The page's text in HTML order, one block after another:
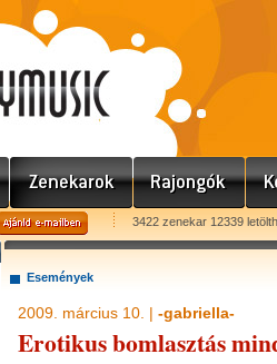
3422 zenekar 12339
Események
2009. március 10. | -gabriella-
Erotikus bomlasztás